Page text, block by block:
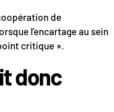
de
l’encartage au sein
critique ».
donc